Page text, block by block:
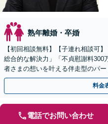
熟年離婚・卒婚
【初回相談無料】【子連れ相談可
総合的な解決力」「不貞慰謝料300
者さまの想いを叶える伴走型のパー
を目指します【完全個室対応】【
料金
電話でお問い合わせ